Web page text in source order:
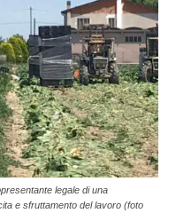
legale di una
e sfruttamento del lavoro (foto